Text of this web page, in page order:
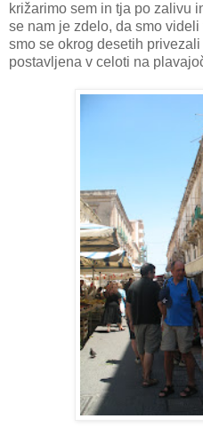
križarimo sem in tja po zalivu
se nam je zdelo, da smo
smo se okrog desetih
postavljena v celoti na